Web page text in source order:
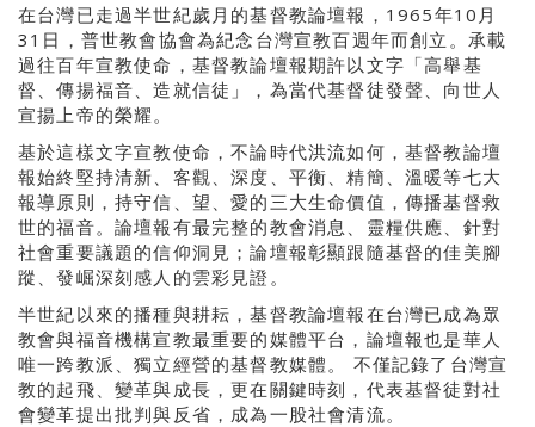
在台灣已走過半世紀歲月的基督教論壇報，1965年10月
31日，普世教會協會為紀念台灣宣教百週年而創立。承載
過往百年宣教使命，基督教論壇報期許以文字「高舉基
督、傳揚福音、造就信徒」，為當代基督徒發聲、向世人
宣揚上帝的榮耀。
基於這樣文字宣教使命，不論時代洪流如何，基督教論壇
報始終堅持清新、客觀、深度、平衡、精簡、溫暖等七大
報導原則，持守信、望、愛的三大生命價值，傳播基督救
世的福音。論壇報有最完整的教會消息、靈糧供應、針對
社會重要議題的信仰洞見；論壇報彰顯跟隨基督的佳美腳
蹤、發崛深刻感人的雲彩見證。
半世紀以來的播種與耕耘，基督教論壇報在台灣已成為眾
教會與福音機構宣教最重要的媒體平台，論壇報也是華人
唯一跨教派、獨立經營的基督教媒體。 不僅記錄了台灣宣
教的起飛、變革與成長，更在關鍵時刻，代表基督徒對社
會變革提出批判與反省，成為一股社會清流。